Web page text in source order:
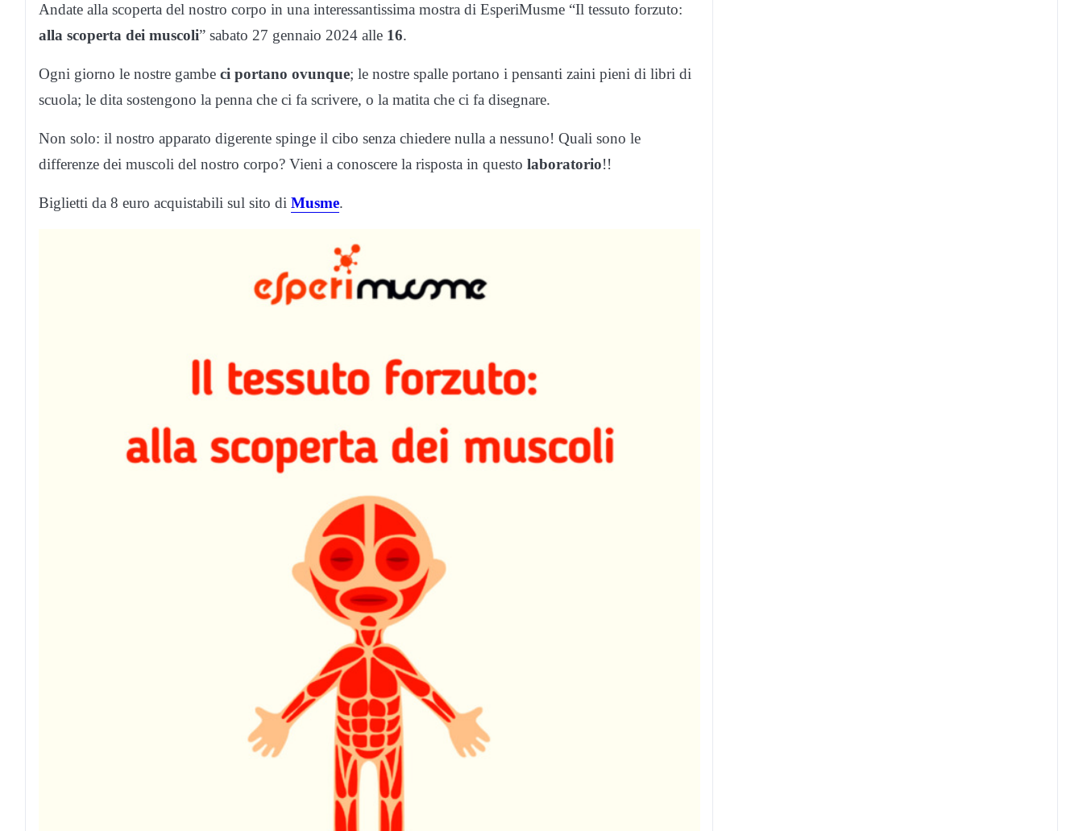
Andate alla scoperta del nostro corpo in una interessantissima mostra di EsperiMusme “Il tessuto forzuto:
alla scoperta dei muscoli” sabato 27 gennaio 2024 alle 16.
Ogni giorno le nostre gambe ci portano ovunque; le nostre spalle portano i pensanti zaini pieni di libri di
scuola; le dita sostengono la penna che ci fa scrivere, o la matita che ci fa disegnare.
Non solo: il nostro apparato digerente spinge il cibo senza chiedere nulla a nessuno! Quali sono le
differenze dei muscoli del nostro corpo? Vieni a conoscere la risposta in questo laboratorio!!
Biglietti da 8 euro acquistabili sul sito di Musme.